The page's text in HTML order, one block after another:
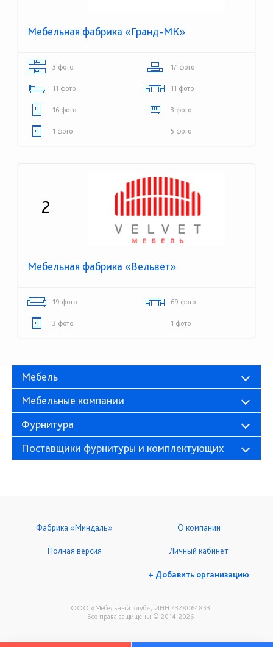
Мебельная фабрика «Гранд-МК»
3 фото 17 фото
11 фото 11 фото
16 фото 3 фото
1 фото 5 фото
2
Мебельная фабрика «Вельвет»
19 фото 69 фото
3 фото 1 фото
Мебель
Мебельные компании
Фурнитура
Поставщики фурнитуры и комплектующих
ООО «Мебельный клуб», ИНН 7328064833
Все права защищены © 2014-2026
Фабрика «Миндаль» О компании
Полная версия Личный кабинет
+ Добавить организацию